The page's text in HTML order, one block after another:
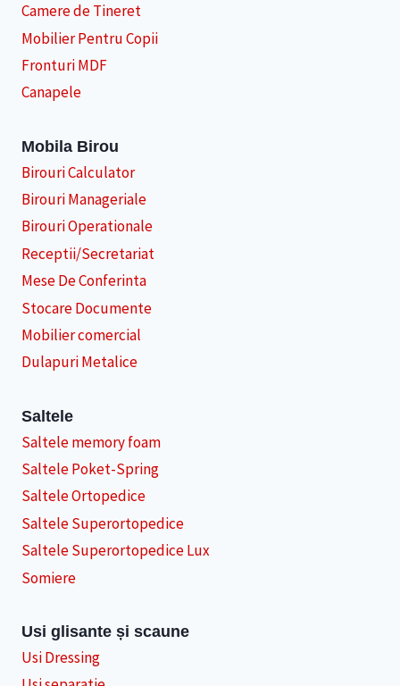
Camere de Tineret
Mobilier Pentru Copii
Fronturi MDF
Canapele
Mobila Birou
Birouri Calculator
Birouri Manageriale
Birouri Operationale
Receptii/Secretariat
Mese De Conferinta
Stocare Documente
Mobilier comercial
Dulapuri Metalice
Saltele
Saltele memory foam
Saltele Poket-Spring
Saltele Ortopedice
Saltele Superortopedice
Saltele Superortopedice Lux
Somiere
Usi glisante și scaune
Usi Dressing